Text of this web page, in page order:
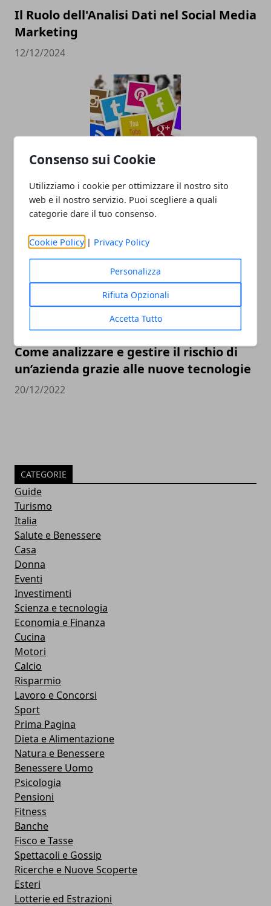
Consenso sui Cookie
Utilizziamo i cookie per ottimizzare il nostro sito
web e il nostro servizio. Puoi scegliere a quali
categorie dare il tuo consenso.
Cookie Policy | Privacy Policy
Personalizza
Rifiuta Opzionali
Accetta Tutto
Il Ruolo dell'Analisi Dati nel Social Media
Marketing
12/12/2024
Pubblicità sui social: come farla e
perché è importante
30/12/2022
Come analizzare e gestire il rischio di
un’azienda grazie alle nuove tecnologie
20/12/2022
CATEGORIE
Guide
Turismo
Italia
Salute e Benessere
Casa
Donna
Eventi
Investimenti
Scienza e tecnologia
Economia e Finanza
Cucina
Motori
Calcio
Risparmio
Lavoro e Concorsi
Sport
Prima Pagina
Dieta e Alimentazione
Natura e Benessere
Benessere Uomo
Psicologia
Pensioni
Fitness
Banche
Fisco e Tasse
Spettacoli e Gossip
Ricerche e Nuove Scoperte
Esteri
Lotterie ed Estrazioni